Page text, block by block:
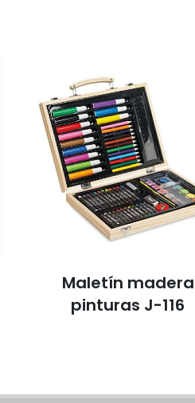
Maletín madera
pinturas J-116